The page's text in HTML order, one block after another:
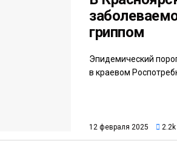
гриппом
Эпидемический
в краевом
12 февраля 2025 2.2k